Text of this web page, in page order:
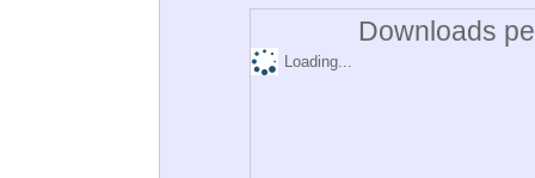
Downloads
Loading...